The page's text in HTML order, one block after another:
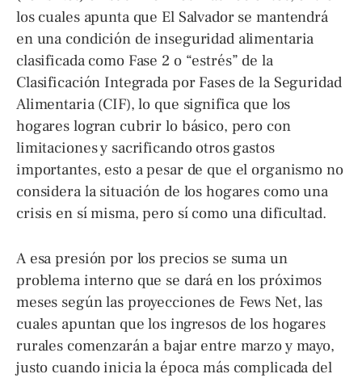
los cuales apunta que El Salvador se mantendrá
en una condición de inseguridad alimentaria
clasificada como Fase 2 o “estrés” de la
Clasificación Integrada por Fases de la Seguridad
Alimentaria (CIF), lo que significa que los
hogares logran cubrir lo básico, pero con
limitaciones y sacrificando otros gastos
importantes, esto a pesar de que el organismo no
considera la situación de los hogares como una
crisis en sí misma, pero sí como una dificultad.
A esa presión por los precios se suma un
problema interno que se dará en los próximos
meses según las proyecciones de Fews Net, las
cuales apuntan que los ingresos de los hogares
rurales comenzarán a bajar entre marzo y mayo,
justo cuando inicia la época más complicada del